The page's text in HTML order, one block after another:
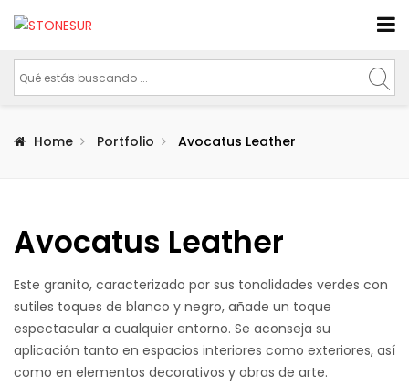
Home Portfolio Avocatus Leather
Avocatus Leather
Este granito, caracterizado por sus tonalidades verdes con
sutiles toques de blanco y negro, añade un toque
espectacular a cualquier entorno. Se aconseja su
aplicación tanto en espacios interiores como exteriores, así
como en elementos decorativos y obras de arte.